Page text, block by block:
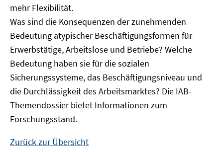
mehr Flexibilität.
Was sind die Konsequenzen der zunehmenden
Bedeutung atypischer Beschäftigungsformen für
Erwerbstätige, Arbeitslose und Betriebe? Welche
Bedeutung haben sie für die sozialen
Sicherungssysteme, das Beschäftigungsniveau und
die Durchlässigkeit des Arbeitsmarktes? Die IAB-
Themendossier bietet Informationen zum
Forschungsstand.
Zurück zur Übersicht